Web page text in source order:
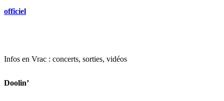
officiel
Infos en Vrac : concerts, sorties, vidéos
Doolin’